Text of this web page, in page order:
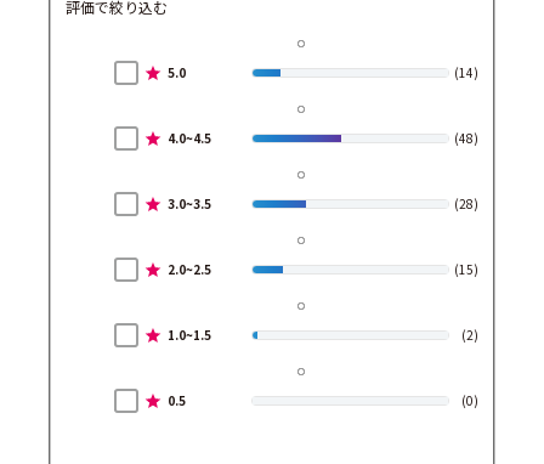
評価で絞り込む
5.0 (14)
4.0~4.5 (48)
3.0~3.5 (28)
2.0~2.5 (15)
1.0~1.5 (2)
0.5 (0)